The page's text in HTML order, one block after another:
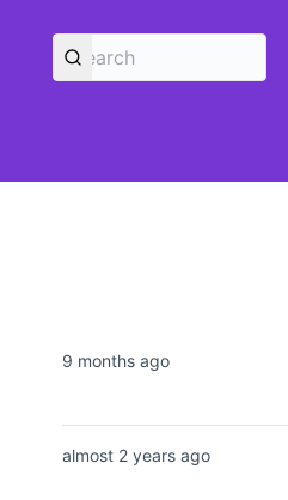
9 months ago
almost 2 years ago